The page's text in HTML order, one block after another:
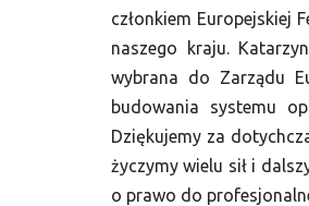
członkiem Europejskiej
naszego kraju.
wybrana do Zarządu
budowania systemu
Dziękujemy za
życzymy wielu sił i
o prawo do